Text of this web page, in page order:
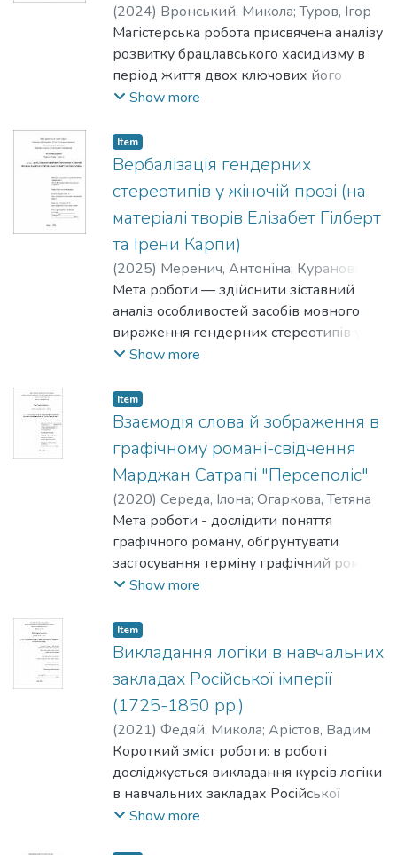
(2024) Вронський, Микола;Туров, Ігор
Магістерська робота присвячена аналізу
розвитку брацлавського хасидизму в
період життя двох ключових його
представників – рабі Нахмана з
Натана Штернгарца (його найближчого
учня та секретаря, який зафіксував у
письмовому вигляді вчення Нахмана та
послідовно видавав після смерті
Вчителя). В роботі проведено загальний
огляд історії брацлавської єврейської
громади, охарактеризовано основні
концепції хасидизму до появи вчення
рабі Нахмана задля більшого розуміння
контексту і розуміння особливостей
саме брацлавського руху.
Show more
Item
Вербалізація гендерних
стереотипів у жіночій прозі (на
матеріалі творів Елізабет Гілберт
та Ірени Карпи)
(2025) Меренич, Антоніна; Куранова,
Світлана
Мета роботи — здійснити зіставний
аналіз особливостей засобів мовного
вираження гендерних стереотипів у
романах Е. Гілберт "City of Girls" й І.
моря".
Show more
Item
Взаємодія слова й зображення в
графічному романі-свідчення
Марджан Сатрапі "Персеполіс"
(2020) Середа, Ілона; Огаркова, Тетяна
Мета роботи - дослідити поняття
графічного роману, обґрунтувати
застосування терміну графічний роман-
свідчення та виявити як конструюється
взаємодії зображення та слова в ньому
на
матеріалі "Персеполісу" Марджан
Сатрапі.
Show more
Item
Викладання логіки в навчальних
закладах Російської імперії
(1725-1850 рр.)
(2021) Федяй, Микола; Арістов, Вадим
Короткий зміст роботи: в роботі
досліджується викладання курсів логіки
в навчальних закладах Російської
імперії у 1725-1850 рр. На основі
Show more